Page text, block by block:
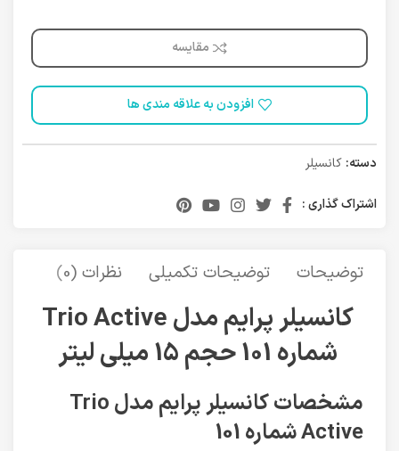
مقایسه
افزودن به علاقه مندی ها
دسته: کانسیلر
اشتراک گذاری :
توضیحات توضیحات تکمیلی نظرات (0)
کانسیلر پرایم مدل Trio Active
شماره 101 حجم 15 میلی لیتر
مشخصات کانسیلر پرایم مدل Trio
Active شماره 101